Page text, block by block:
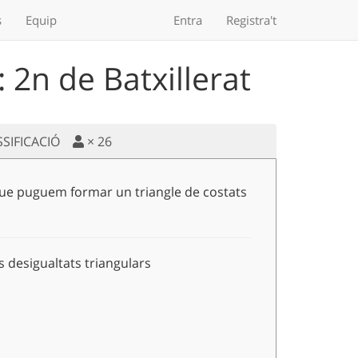
Equip Entra Registra't
2n de Batxillerat
× 26
puguem formar un triangle de costats
desigualtats triangulars
\quad \quad z < x+y